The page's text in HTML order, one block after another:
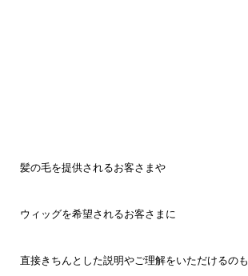
髪の毛を提供されるお客さまや
ウィッグを希望されるお客さまに
直接きちんとした説明やご理解をいただけるのも